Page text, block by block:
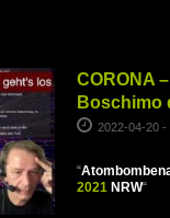
CORONA
Boschimo
2022-04-20 -
“
2021NRW“